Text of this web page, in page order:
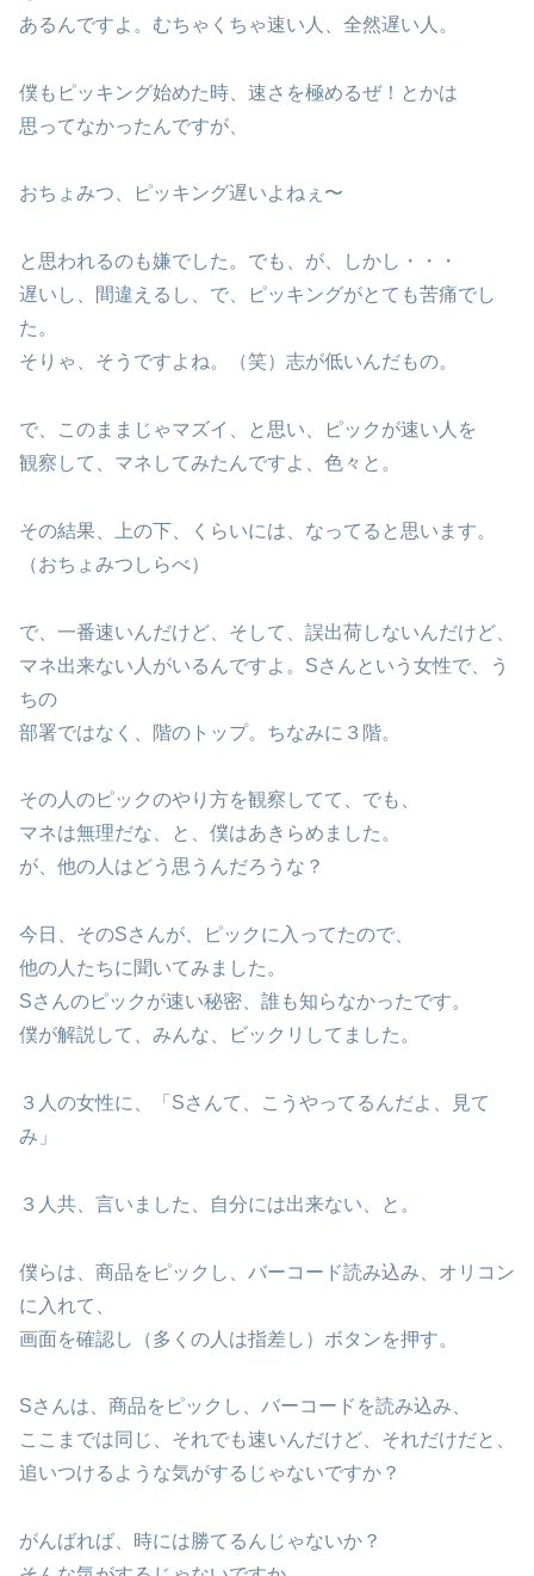
あるんですよ。むちゃくちゃ速い人、全然遅い人。
僕もピッキング始めた時、速さを極めるぜ！とかは
思ってなかったんですが、
おちょみつ、ピッキング遅いよねぇ〜
と思われるのも嫌でした。でも、が、しかし・・・
遅いし、間違えるし、で、ピッキングがとても苦痛でし
た。
そりゃ、そうですよね。（笑）志が低いんだもの。
で、このままじゃマズイ、と思い、ピックが速い人を
観察して、マネしてみたんですよ、色々と。
その結果、上の下、くらいには、なってると思います。
（おちょみつしらべ）
で、一番速いんだけど、そして、誤出荷しないんだけど、
マネ出来ない人がいるんですよ。Sさんという女性で、う
ちの
部署ではなく、階のトップ。ちなみに３階。
その人のピックのやり方を観察してて、でも、
マネは無理だな、と、僕はあきらめました。
が、他の人はどう思うんだろうな？
今日、そのSさんが、ピックに入ってたので、
他の人たちに聞いてみました。
Sさんのピックが速い秘密、誰も知らなかったです。
僕が解説して、みんな、ビックリしてました。
３人の女性に、「Sさんて、こうやってるんだよ、見て
み」
３人共、言いました、自分には出来ない、と。
僕らは、商品をピックし、バーコード読み込み、オリコン
に入れて、
画面を確認し（多くの人は指差し）ボタンを押す。
Sさんは、商品をピックし、バーコードを読み込み、
ここまでは同じ、それでも速いんだけど、それだけだと、
追いつけるような気がするじゃないですか？
がんばれば、時には勝てるんじゃないか？